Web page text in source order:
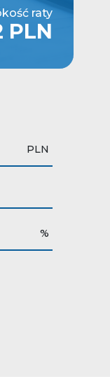
raty
PLN
PLN
%